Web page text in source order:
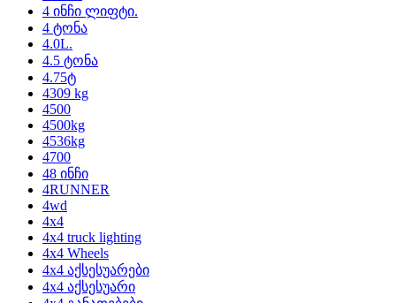
4 ინჩი ლიფტი.
4 ტონა
4.0L.
4.5 ტონა
4.75ტ
4309 kg
4500
4500kg
4536kg
4700
48 ინჩი
4RUNNER
4wd
4x4
4x4 truck lighting
4x4 Wheels
4x4 აქსესუარები
4x4 აქსესუარი